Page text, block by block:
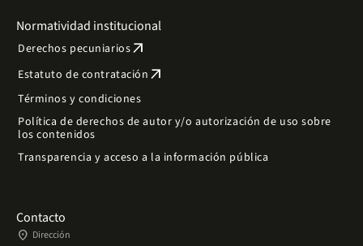
Normatividad institucional
Derechos pecuniariosarrow_outward
Estatuto de contratación arrow_outward
Términos y condiciones
Política de derechos de autor y/o autorización de uso sobre
los contenidos
Transparencia y acceso a la información pública
Contacto
place Dirección